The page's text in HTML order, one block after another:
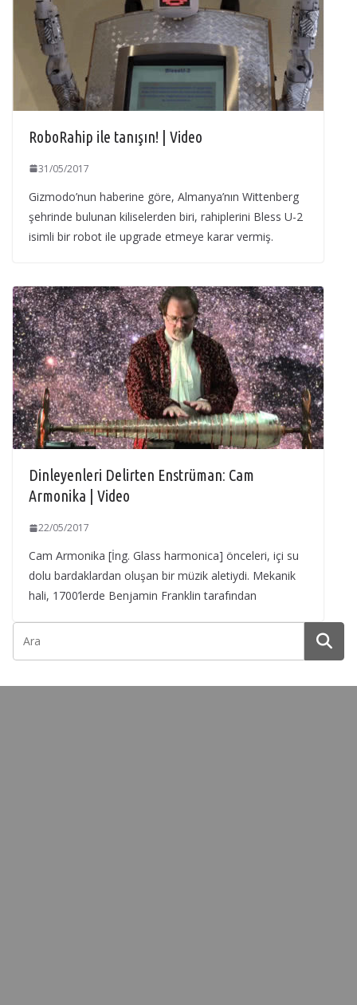
RoboRahip ile tanışın! | Video
31/05/2017
Gizmodo’nun haberine göre, Almanya’nın Wittenberg
şehrinde bulunan kiliselerden biri, rahiplerini Bless U-2
isimli bir robot ile upgrade etmeye karar vermiş.
Dinleyenleri Delirten Enstrüman: Cam
Armonika | Video
22/05/2017
Cam Armonika [İng. Glass harmonica] önceleri, içi su
dolu bardaklardan oluşan bir müzik aletiydi. Mekanik
hali, 1700’lerde Benjamin Franklin tarafından